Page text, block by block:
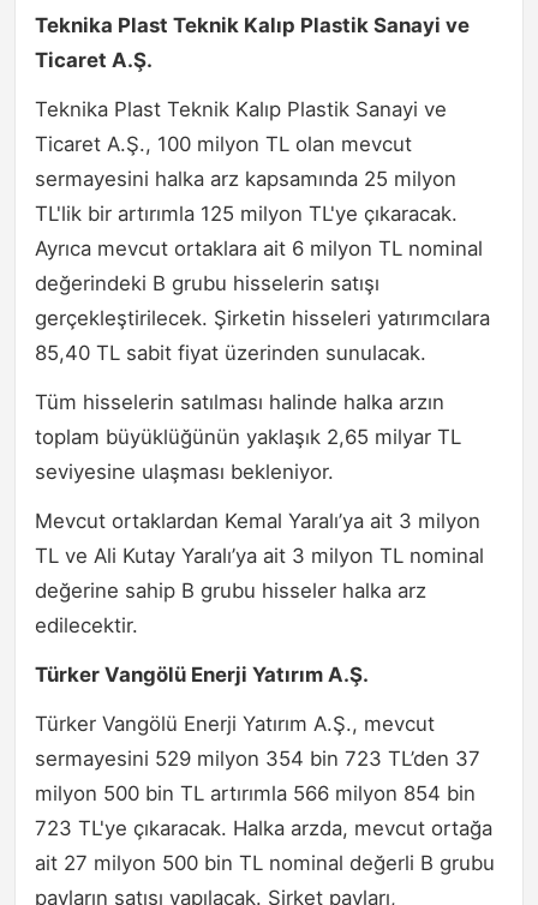
Teknika Plast Teknik Kalıp Plastik Sanayi ve
Ticaret A.Ş.
Teknika Plast Teknik Kalıp Plastik Sanayi ve
Ticaret A.Ş., 100 milyon TL olan mevcut
sermayesini halka arz kapsamında 25 milyon
TL'lik bir artırımla 125 milyon TL'ye çıkaracak.
Ayrıca mevcut ortaklara ait 6 milyon TL nominal
değerindeki B grubu hisselerin satışı
gerçekleştirilecek. Şirketin hisseleri yatırımcılara
85,40 TL sabit fiyat üzerinden sunulacak.
Tüm hisselerin satılması halinde halka arzın
toplam büyüklüğünün yaklaşık 2,65 milyar TL
seviyesine ulaşması bekleniyor.
Mevcut ortaklardan Kemal Yaralı’ya ait 3 milyon
TL ve Ali Kutay Yaralı’ya ait 3 milyon TL nominal
değerine sahip B grubu hisseler halka arz
edilecektir.
Türker Vangölü Enerji Yatırım A.Ş.
Türker Vangölü Enerji Yatırım A.Ş., mevcut
sermayesini 529 milyon 354 bin 723 TL’den 37
milyon 500 bin TL artırımla 566 milyon 854 bin
723 TL'ye çıkaracak. Halka arzda, mevcut ortağa
ait 27 milyon 500 bin TL nominal değerli B grubu
payların satışı yapılacak. Şirket payları,